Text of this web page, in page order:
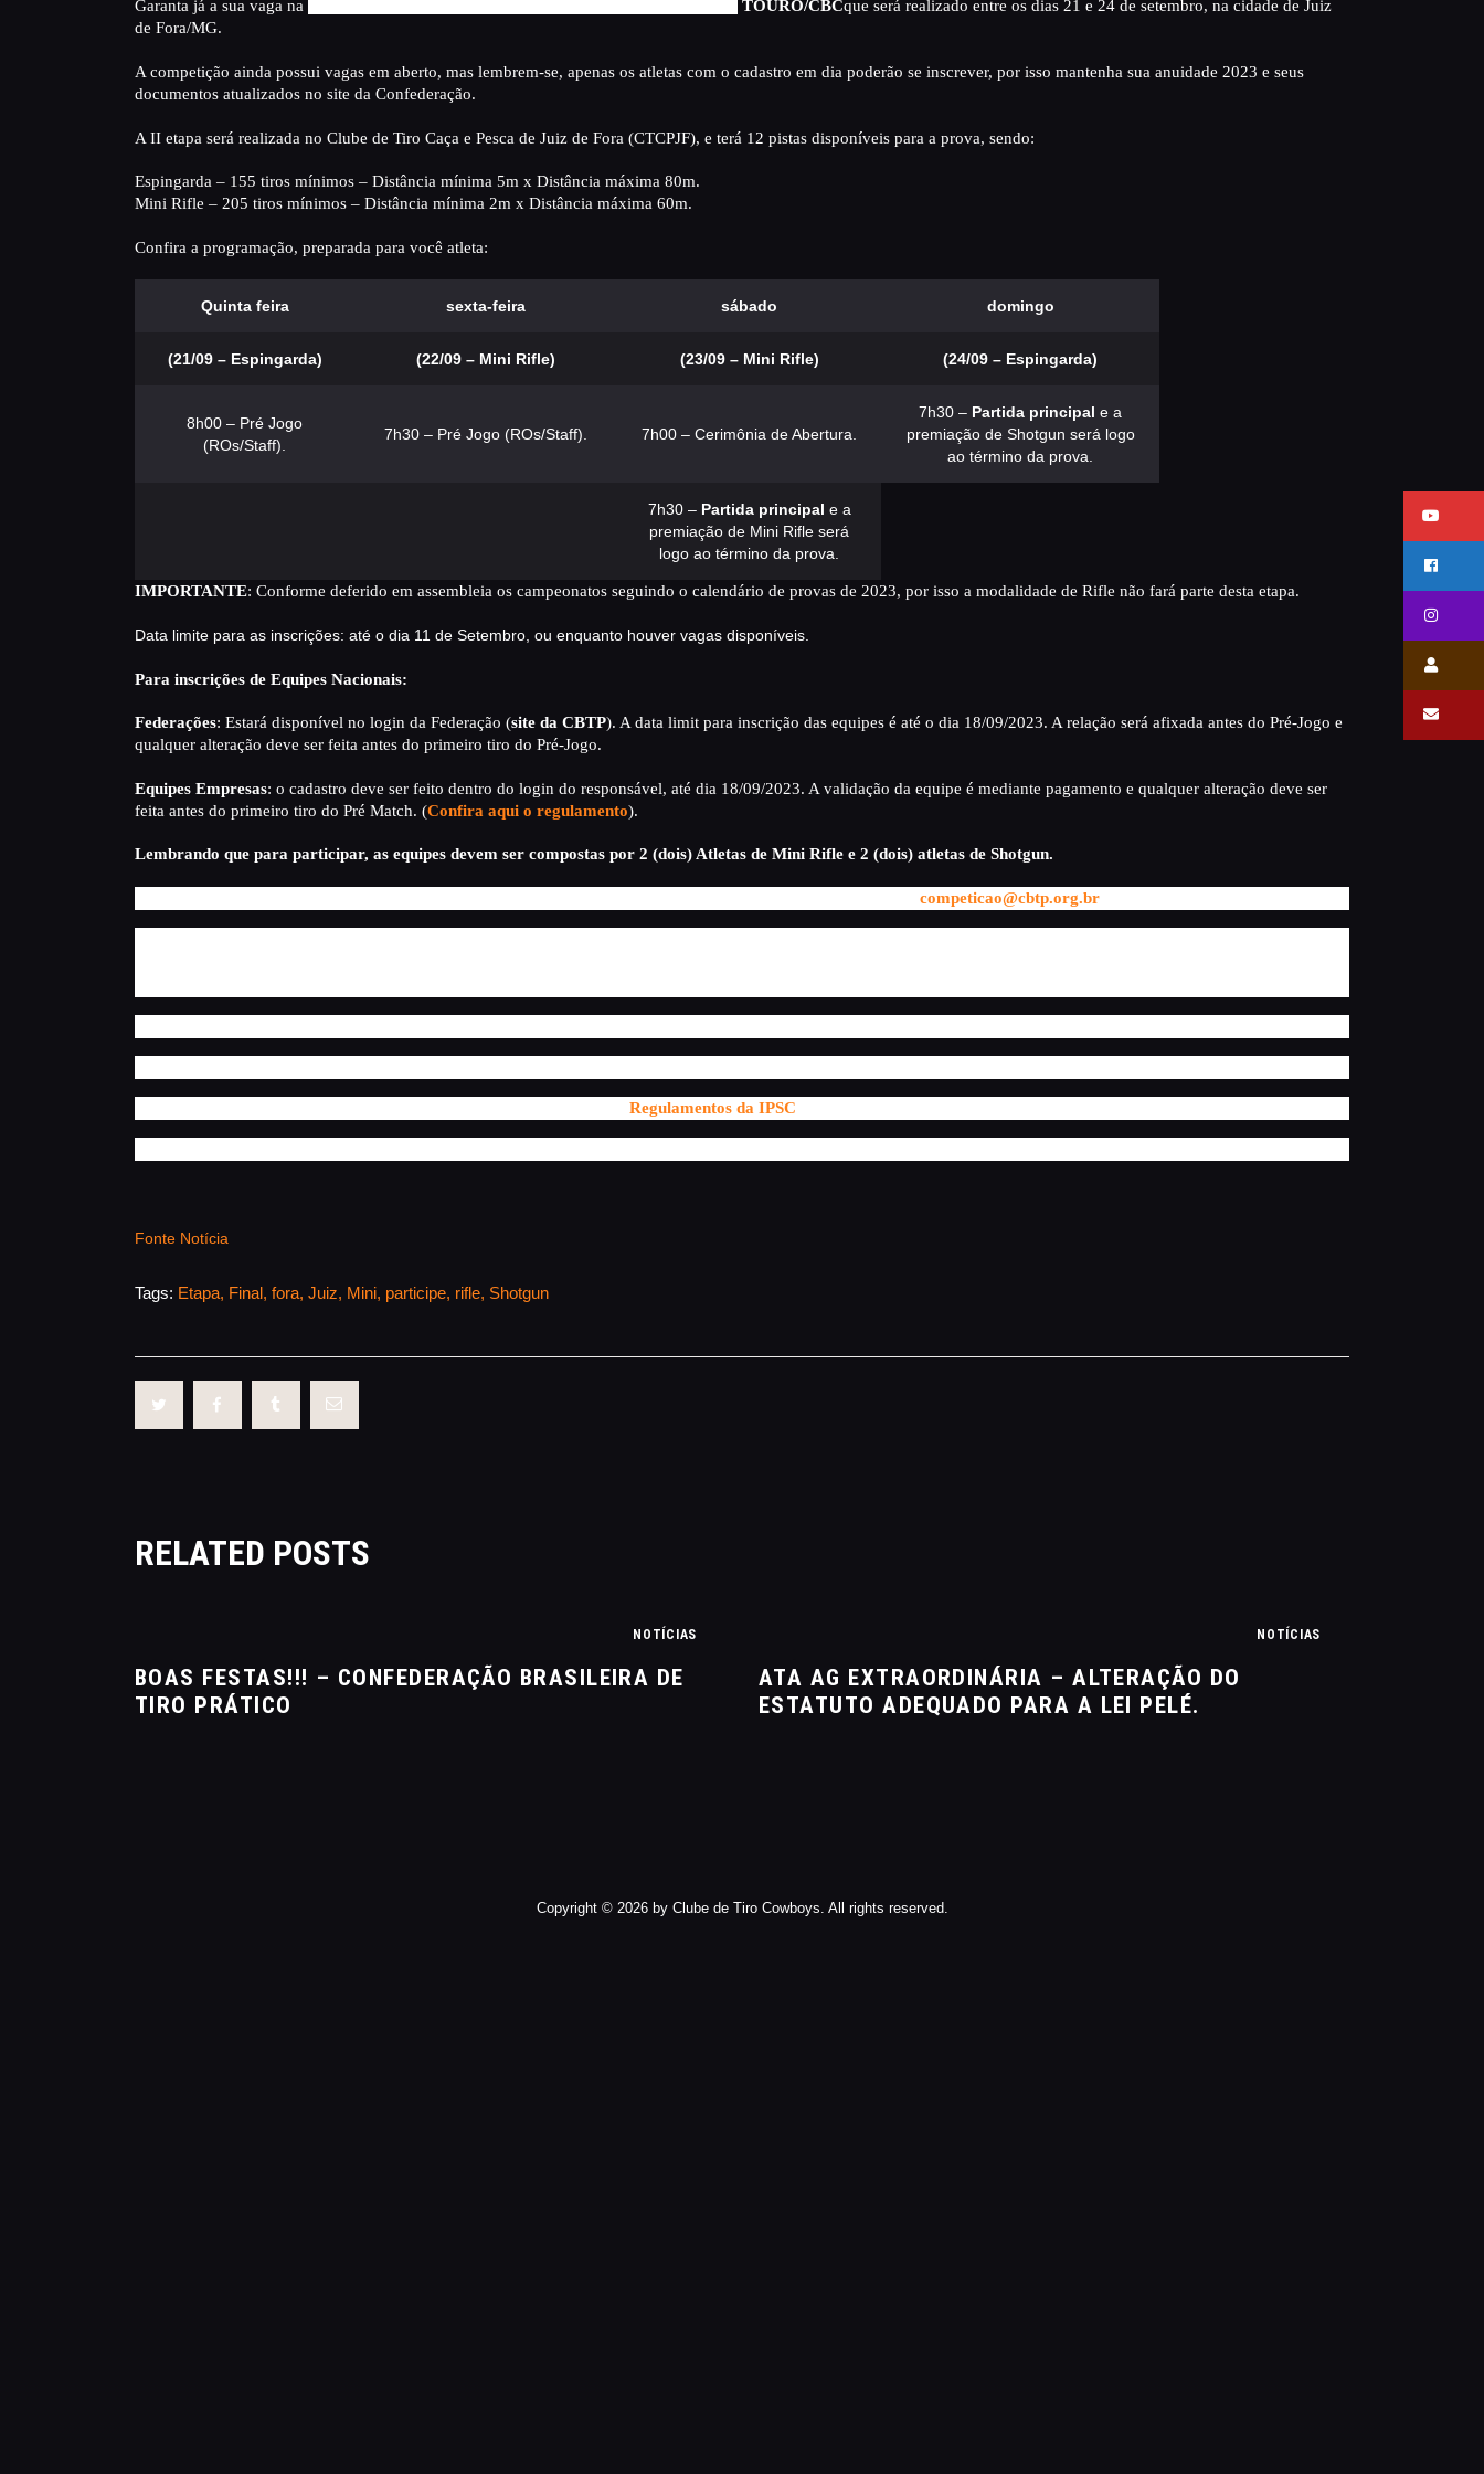
ÁREA TÉCNICA
CATÁLAGOS
NORMAS EB
TIRE ALGUMAS DÚVIDAS
CERTIFICADO DE CURSOS
ESTATUTO
MANEJO DO JAVALI
TROCAS E DEVOLUÇÕES
ÁREA PRIVADA
Garanta já a sua vaga na TOURO/CBCque será realizado entre os dias 21 e 24 de setembro, na cidade de Juiz
de Fora/MG.
A competição ainda possui vagas em aberto, mas lembrem-se, apenas os atletas com o cadastro em dia poderão se inscrever, por isso mantenha sua anuidade 2023 e seus
documentos atualizados no site da Confederação.
A II etapa será realizada no Clube de Tiro Caça e Pesca de Juiz de Fora (CTCPJF), e terá 12 pistas disponíveis para a prova, sendo:
Espingarda – 155 tiros mínimos – Distância mínima 5m x Distância máxima 80m.
Mini Rifle – 205 tiros mínimos – Distância mínima 2m x Distância máxima 60m.
Confira a programação, preparada para você atleta:
Quinta feira sexta-feira sábado domingo
(21/09 – Espingarda) (22/09 – Mini Rifle) (23/09 – Mini Rifle) (24/09 – Espingarda)
8h00 – Pré Jogo
(ROs/Staff).
7h30 – Pré Jogo (ROs/Staff). 7h00 – Cerimônia de Abertura.
7h30 – Partida principal e a
premiação de Shotgun será logo
ao término da prova.
7h30 – Partida principal e a
premiação de Mini Rifle será
logo ao término da prova.
IMPORTANTE: Conforme deferido em assembleia os campeonatos seguindo o calendário de provas de 2023, por isso a modalidade de Rifle não fará parte desta etapa.
Data limite para as inscrições: até o dia 11 de Setembro, ou enquanto houver vagas disponíveis.
Para inscrições de Equipes Nacionais:
Federações: Estará disponível no login da Federação (site da CBTP). A data limit para inscrição das equipes é até o dia 18/09/2023. A relação será afixada antes do Pré-Jogo e
qualquer alteração deve ser feita antes do primeiro tiro do Pré-Jogo.
Equipes Empresas: o cadastro deve ser feito dentro do login do responsável, até dia 18/09/2023. A validação da equipe é mediante pagamento e qualquer alteração deve ser
feita antes do primeiro tiro do Pré Match. (Confira aqui o regulamento).
Lembrando que para participar, as equipes devem ser compostas por 2 (dois) Atletas de Mini Rifle e 2 (dois) atletas de Shotgun.
competicao@cbtp.org.br
Regulamentos da IPSC
Fonte Notícia
Tags: Etapa, Final, fora, Juiz, Mini, participe, rifle, Shotgun
RELATED POSTS
NOTÍCIAS
BOAS FESTAS!!! – CONFEDERAÇÃO BRASILEIRA DE
TIRO PRÁTICO
NOTÍCIAS
ATA AG EXTRAORDINÁRIA – ALTERAÇÃO DO
ESTATUTO ADEQUADO PARA A LEI PELÉ.
Copyright © 2026 by Clube de Tiro Cowboys. All rights reserved.